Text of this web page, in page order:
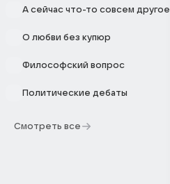
А сейчас что-то совсем другое
О любви без купюр
Философский вопрос
Политические дебаты
Смотреть все